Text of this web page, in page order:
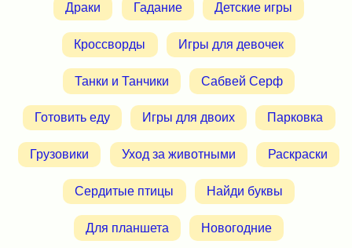
Драки Гадание Детские игры
Кроссворды Игры для девочек
Танки и Танчики Сабвей Серф
Готовить еду Игры для двоих Парковка
Грузовики Уход за животными Раскраски
Сердитые птицы Найди буквы
Для планшета Новогодние